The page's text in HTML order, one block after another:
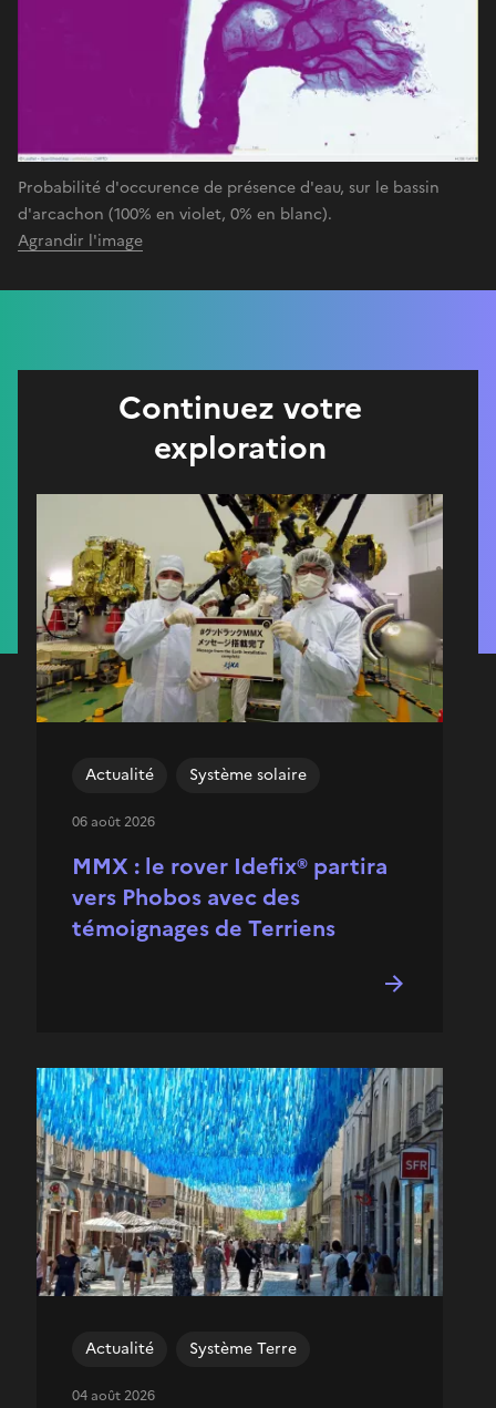
Probabilité d'occurence de présence d'eau, sur le bassin
d'arcachon (100% en violet, 0% en blanc).
Agrandir l'image
Continuez votre
exploration
MMX : le rover Idefix® partira
vers Phobos avec des
témoignages de Terriens
Actualité Système solaire
06 août 2026
Actualité Système Terre
04 août 2026